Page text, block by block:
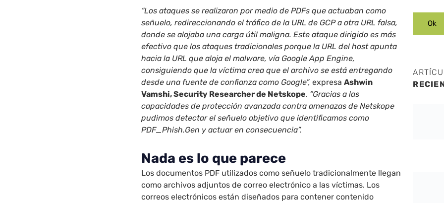
“Los ataques se realizaron por medio de PDFs que actuaban como
señuelo, redireccionando el tráfico de la URL de GCP a otra URL falsa,
donde se alojaba una carga útil maligna. Este ataque dirigido es más
efectivo que los ataques tradicionales porque la URL del host apunta
hacia la URL que aloja el malware, vía Google App Engine,
consiguiendo que la víctima crea que el archivo se está entregando
desde una fuente de confianza como Google”, expresaAshwin
Vamshi, Security Researcher de Netskope. “Gracias a las
capacidades de protección avanzada contra amenazas de Netskope
pudimos detectar el señuelo objetivo que identificamos como
PDF_Phish.Gen y actuar en consecuencia”.
Nada es lo que parece
Los documentos PDF utilizados como señuelo tradicionalmente llegan
como archivos adjuntos de correo electrónico a las víctimas. Los
correos electrónicos están diseñados para contener contenido